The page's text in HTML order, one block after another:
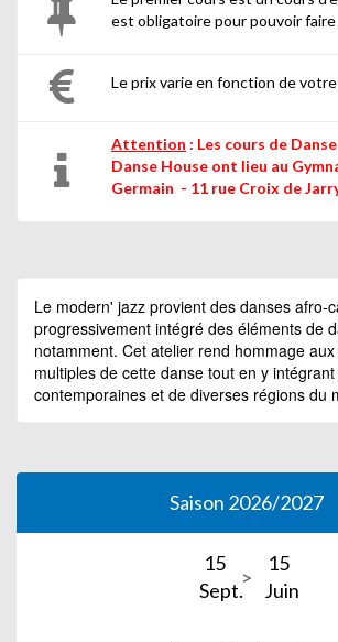
est obligatoire pour pouvoir faire
Le prix varie en fonction de
Attention : Les cours de
Danse House ont lieu au
Germain - 11 rue Croix de
Le modern' jazz provient des danses afro-
progressivement intégré des éléments de
notamment. Cet atelier rend hommage
multiples de cette danse tout en y
contemporaines et de diverses régions du
Saison 2026/2027
15
Sept.
15
Juin